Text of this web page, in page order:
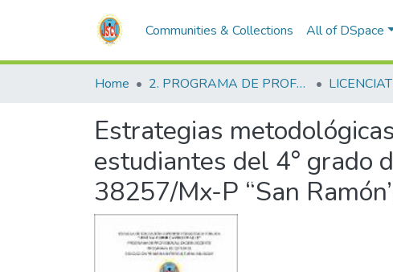
Communities & Collections All of DSpace
Home 2. PROGRAMA DE PROFESIONALIZACIÓN DOCENTE
Estrategias
estudiantes del 4° grado
38257/Mx-P “San